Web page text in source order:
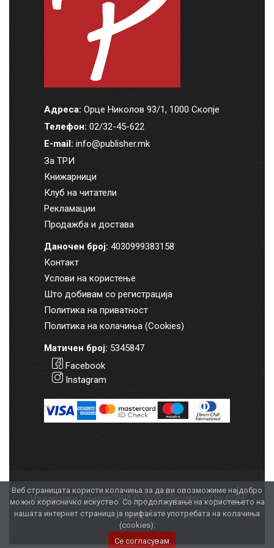
Веб страницата користи колачиња за да ви овозможиме најдобро
можно корисничко искуство. Со продолжување на користењето на
нашата интернет страница ја прифаќате употребата на колачиња
(cookies).
Се согласувам
Адреса: Орце Николов 93/1, 1000 Скопје
Телефон: 02/32-45-622
E-mail: info@publisher.mk
За ТРИ
Книжарници
Клуб на читатели
Рекламации
Продажба и достава
Даночен број: 4030999383158
Контакт
Услови на користење
Што добивам со регистрација
Политика на приватност
Политика на колачиња (Cookies)
Матичен број: 5345847
Facebook
Instagram
Издавачки Центар ТРИ © 2026 | Developed byGSM
Media